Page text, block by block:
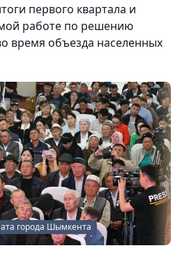
первого квартала и
работе по решению
время объезда населенных
города Шымкента